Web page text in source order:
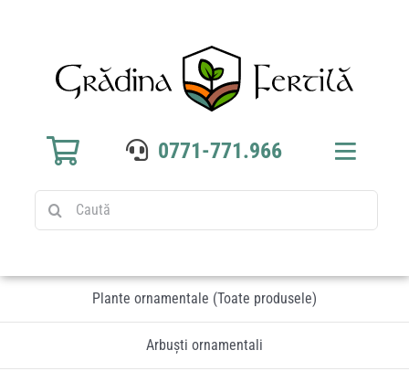
Caută
0771-771.966
Toggle
Culturi
Plante ornamentale (Toate produsele)
Arbuști ornamentali